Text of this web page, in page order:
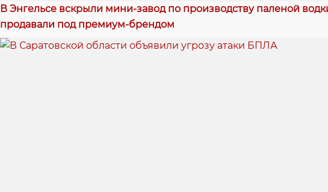
В Энгельсе вскрыли мини-завод по производству паленой
продавали под премиум-брендом